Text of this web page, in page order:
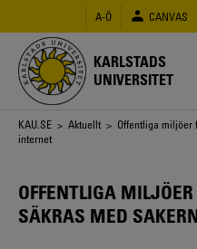
huvudinnehåll
A-Ö CANVAS
KARLSTADS
UNIVERSITET
Länkstig
KAU.SE > Aktuellt > Offentliga miljöer
internet
OFFENTLIGA
SÄKRAS MED